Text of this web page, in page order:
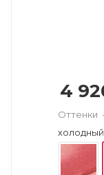
4
Оттенки